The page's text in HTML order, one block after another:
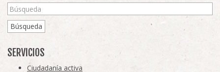
Búsqueda
SERVICIOS
Ciudadanía activa